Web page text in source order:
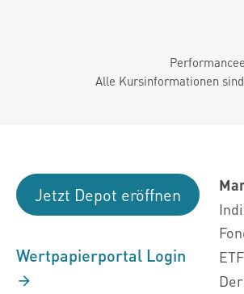
Alle Kursinformationen
Jetzt Depot eröffnen
Wertpapierportal Login
ETF